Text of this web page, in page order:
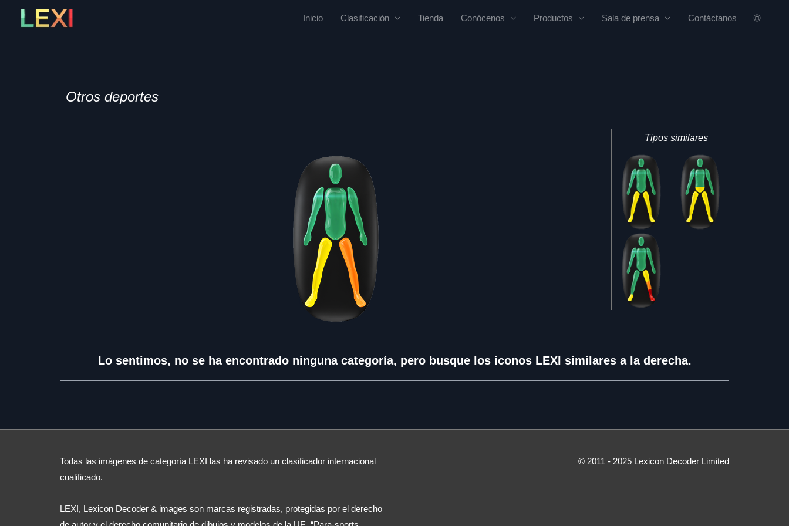
Inicio Clasificación Tienda Conócenos Productos Sala de prensa Contáctanos 🌐
Otros deportes
Tipos similares
Lo sentimos, no se ha encontrado ninguna categoría, pero busque los iconos LEXI similares a la derecha.
Todas las imágenes de categoría LEXI las ha revisado un clasificador internacional
cualificado.
LEXI, Lexicon Decoder & images son marcas registradas, protegidas por el derecho
© 2011 - 2025 Lexicon Decoder Limited